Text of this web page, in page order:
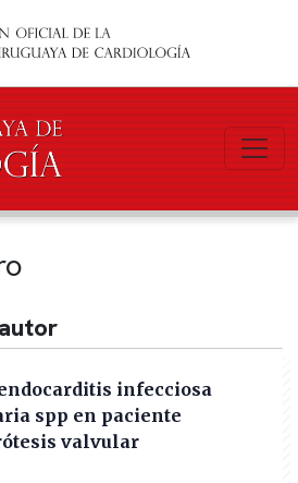
infecciosa
spp en paciente
valvular